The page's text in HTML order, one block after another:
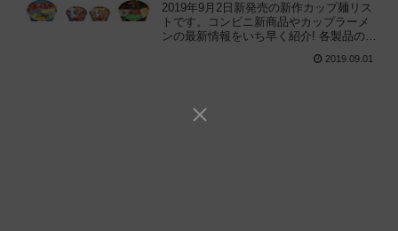
2019年9月2日新発売の新作カップ麺リス
トです。コンビニ新商品やカップラーメ
ンの最新情報をいち早く紹介! 各製品の特
新作情報もあるので、カップ麺の新商品
2019.09.01